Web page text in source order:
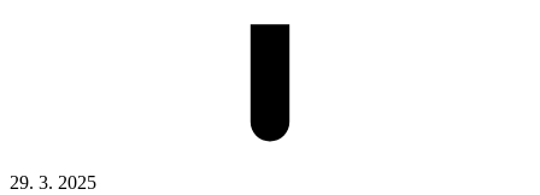
29. 3. 2025